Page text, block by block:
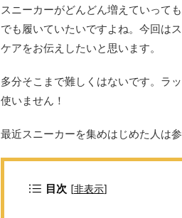
スニーカーがどんどん増えていって
でも履いていたいですよね。今回は
ケアをお伝えしたいと思います。
多分そこまで難しくはないです。ラ
使いません！
最近スニーカーを集めはじめた人は
目次 [非表示]